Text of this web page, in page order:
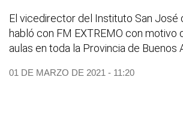
El vicedirector del Instituto San José
habló con FM EXTREMO con motivo
aulas en toda la Provincia de Buenos
01 DE MARZO DE 2021 - 11:20